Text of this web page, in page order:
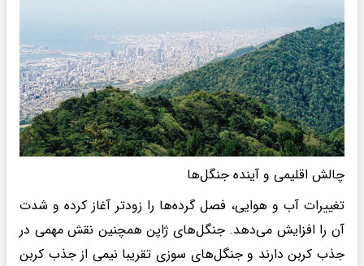
چالش اقلیمی و آینده جنگل‌ها
تغییرات آب و هوایی، فصل گرده‌ها را زودتر آغاز کرده و شدت
آن را افزایش می‌دهد. جنگل‌های ژاپن همچنین نقش مهمی در
جذب کربن دارند و جنگل‌های سوزی تقریبا نیمی از جذب کربن